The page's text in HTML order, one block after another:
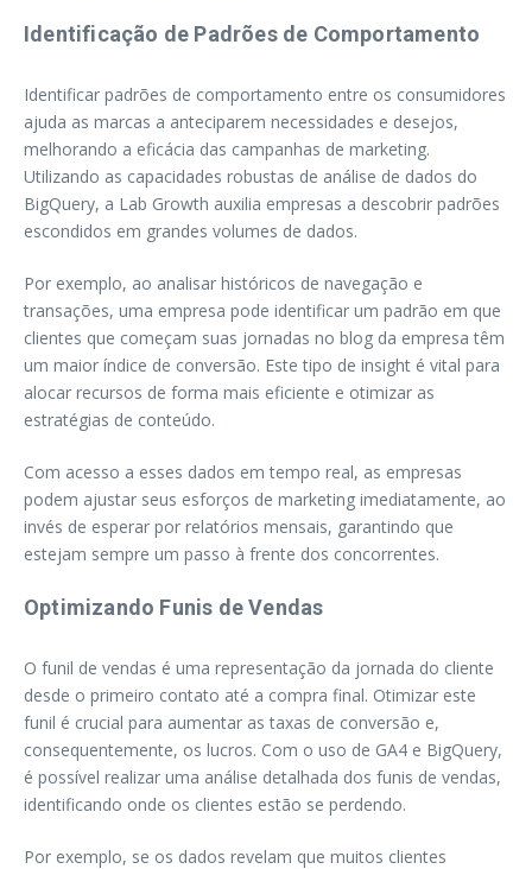
Identificação de Padrões de Comportamento
Identificar padrões de comportamento entre os consumidores
ajuda as marcas a anteciparem necessidades e desejos,
melhorando a eficácia das campanhas de marketing.
Utilizando as capacidades robustas de análise de dados do
BigQuery, a Lab Growth auxilia empresas a descobrir padrões
escondidos em grandes volumes de dados.
Por exemplo, ao analisar históricos de navegação e
transações, uma empresa pode identificar um padrão em que
clientes que começam suas jornadas no blog da empresa têm
um maior índice de conversão. Este tipo de insight é vital para
alocar recursos de forma mais eficiente e otimizar as
estratégias de conteúdo.
Com acesso a esses dados em tempo real, as empresas
podem ajustar seus esforços de marketing imediatamente, ao
invés de esperar por relatórios mensais, garantindo que
estejam sempre um passo à frente dos concorrentes.
Optimizando Funis de Vendas
O funil de vendas é uma representação da jornada do cliente
desde o primeiro contato até a compra final. Otimizar este
funil é crucial para aumentar as taxas de conversão e,
consequentemente, os lucros. Com o uso de GA4 e BigQuery,
é possível realizar uma análise detalhada dos funis de vendas,
identificando onde os clientes estão se perdendo.
Por exemplo, se os dados revelam que muitos clientes